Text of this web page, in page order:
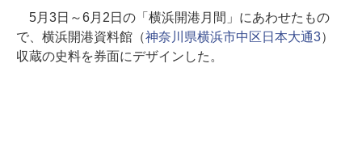
5月3日～6月2日の「横浜開港月間」にあわせたもの
で、横浜開港資料館（神奈川県横浜市中区日本大通3）
収蔵の史料を券面にデザインした。